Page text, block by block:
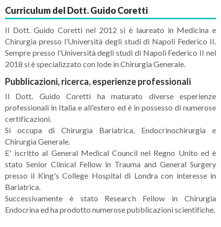
Curriculum del Dott. Guido Coretti
Il Dott. Guido Coretti nel 2012 si è laureato in Medicina e
Chirurgia presso l’Università degli studi di Napoli Federico II.
Sempre presso l’Università degli studi di Napoli Federico II nel
2018 si è specializzato con lode in Chirurgia Generale.
Pubblicazioni, ricerca, esperienze professionali
Il Dott. Guido Coretti ha maturato diverse esperienze
professionali in Italia e all'estero ed è in possesso di numerose
certificazioni.
Si occupa di Chirurgia Bariatrica, Endocrinochirurgia e
Chirurgia Generale.
E' iscritto al General Medical Council nel Regno Unito ed è
stato Senior Clinical Fellow in Trauma and General Surgery
presso il King's College Hospital di Londra con interesse in
Bariatrica.
Successivamente è stato Research Fellow in Chirurgia
Endocrina ed ha prodotto numerose pubblicazioni scientifiche.